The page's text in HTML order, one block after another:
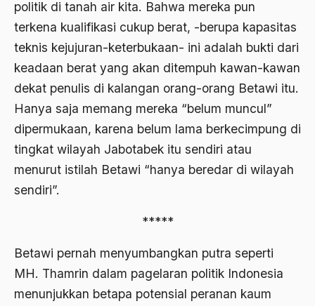
politik di tanah air kita. Bahwa mereka pun
terkena kualifikasi cukup berat, -berupa kapasitas
teknis kejujuran-keterbukaan- ini adalah bukti dari
keadaan berat yang akan ditempuh kawan-kawan
dekat penulis di kalangan orang-orang Betawi itu.
Hanya saja memang mereka “belum muncul”
dipermukaan, karena belum lama berkecimpung di
tingkat wilayah Jabotabek itu sendiri atau
menurut istilah Betawi “hanya beredar di wilayah
sendiri”.
*****
Betawi pernah menyumbangkan putra seperti
MH. Thamrin dalam pagelaran politik Indonesia
menunjukkan betapa potensial peranan kaum
Ahmad Khomeini
Ahmad Syafi’i Ma’arif
ahmad wahib
Ahmad Wahid
Ahmadiyah
AIDS
Airport Noto Hadi Negoro
Ajaran AGama